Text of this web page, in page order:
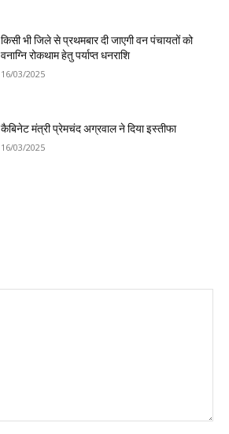
किसी भी जिले से प्रथमबार दी जाएगी वन पंचायतों को
वनाग्नि रोकथाम हेतु पर्याप्त धनराशि
16/03/2025
कैबिनेट मंत्री प्रेमचंद अग्रवाल ने दिया इस्तीफा
16/03/2025